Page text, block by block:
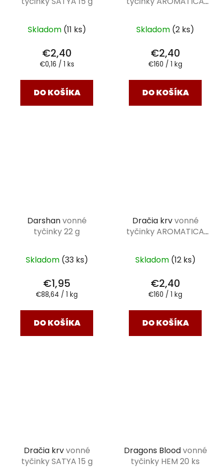
Skladom (11 ks)
€2,40
Jednotková
€0,16 / 1 ks
DO KOŠÍKA
Skladom (2 ks)
€2,40
Jednotková
€160 / 1 kg
DO KOŠÍKA
Darshanvonné
tyčinky 22 g
Skladom (33 ks)
€1,95
Jednotková
€88,64 / 1 kg
DO KOŠÍKA
Dračia krvvonné
tyčinky AROMATICA
Skladom (12 ks)
€2,40
Jednotková
€160 / 1 kg
DO KOŠÍKA
Dračia krvvonné
tyčinky SATYA 15 g
Dragons Bloodvonné
tyčinky HEM 20 ks